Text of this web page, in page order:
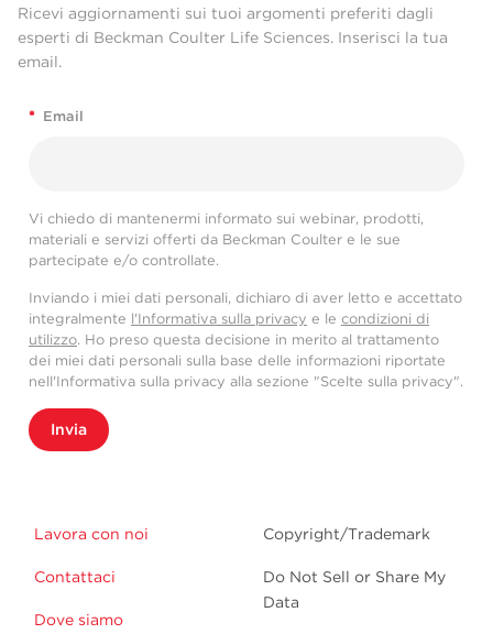
Ricevi aggiornamenti sui tuoi argomenti preferiti dagli
esperti di Beckman Coulter Life Sciences. Inserisci la tua
email.
* Email
Vi chiedo di mantenermi informato sui webinar, prodotti,
materiali e servizi offerti da Beckman Coulter e le sue
partecipate e/o controllate.
Inviando i miei dati personali, dichiaro di aver letto e accettato
integralmente l'Informativa sulla privacy e le condizioni di
utilizzo. Ho preso questa decisione in merito al trattamento
dei miei dati personali sulla base delle informazioni riportate
nell'Informativa sulla privacy alla sezione "Scelte sulla privacy".
Invia
Lavora con noi
Contattaci
Dove siamo
Copyright/Trademark
Do Not Sell or Share My
Data